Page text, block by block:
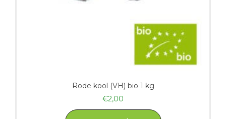
Rode kool (VH) bio 1 kg
€2,00